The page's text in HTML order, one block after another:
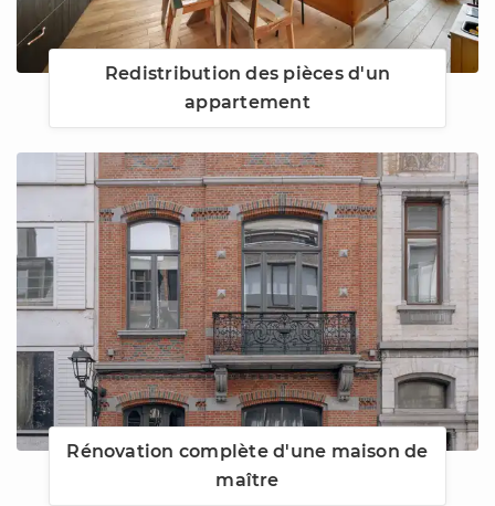
Redistribution des pièces d'un
appartement
Rénovation complète d'une maison de
maître